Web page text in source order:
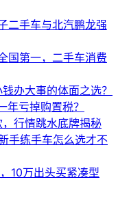
二手车与北汽鹏龙强
国第一，二手车消费
办大事的体面之选？
亏掉购置税？
行情跳水底牌揭秘
手练手车怎么选才不
10万出头买紧凑型